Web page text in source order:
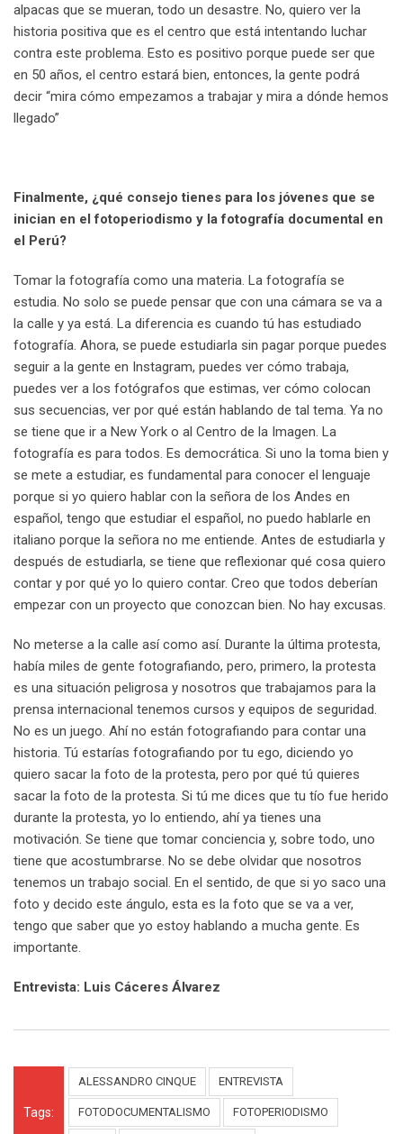
alpacas que se mueran, todo un desastre. No, quiero ver la
historia positiva que es el centro que está intentando luchar
contra este problema. Esto es positivo porque puede ser que
en 50 años, el centro estará bien, entonces, la gente podrá
decir “mira cómo empezamos a trabajar y mira a dónde hemos
llegado”
Finalmente, ¿qué consejo tienes para los jóvenes que se
inician en el fotoperiodismo y la fotografía documental en
el Perú?
Tomar la fotografía como una materia. La fotografía se
estudia. No solo se puede pensar que con una cámara se va a
la calle y ya está. La diferencia es cuando tú has estudiado
fotografía. Ahora, se puede estudiarla sin pagar porque puedes
seguir a la gente en Instagram, puedes ver cómo trabaja,
puedes ver a los fotógrafos que estimas, ver cómo colocan
sus secuencias, ver por qué están hablando de tal tema. Ya no
se tiene que ir a New York o al Centro de la Imagen. La
fotografía es para todos. Es democrática. Si uno la toma bien y
se mete a estudiar, es fundamental para conocer el lenguaje
porque si yo quiero hablar con la señora de los Andes en
español, tengo que estudiar el español, no puedo hablarle en
italiano porque la señora no me entiende. Antes de estudiarla y
después de estudiarla, se tiene que reflexionar qué cosa quiero
contar y por qué yo lo quiero contar. Creo que todos deberían
empezar con un proyecto que conozcan bien. No hay excusas.
No meterse a la calle así como así. Durante la última protesta,
había miles de gente fotografiando, pero, primero, la protesta
es una situación peligrosa y nosotros que trabajamos para la
prensa internacional tenemos cursos y equipos de seguridad.
No es un juego. Ahí no están fotografiando para contar una
historia. Tú estarías fotografiando por tu ego, diciendo yo
quiero sacar la foto de la protesta, pero por qué tú quieres
sacar la foto de la protesta. Si tú me dices que tu tío fue herido
durante la protesta, yo lo entiendo, ahí ya tienes una
motivación. Se tiene que tomar conciencia y, sobre todo, uno
tiene que acostumbrarse. No se debe olvidar que nosotros
tenemos un trabajo social. En el sentido, de que si yo saco una
foto y decido este ángulo, esta es la foto que se va a ver,
tengo que saber que yo estoy hablando a mucha gente. Es
importante.
Entrevista: Luis Cáceres Álvarez
Tags:
ALESSANDRO CINQUE ENTREVISTA
FOTODOCUMENTALISMO FOTOPERIODISMO